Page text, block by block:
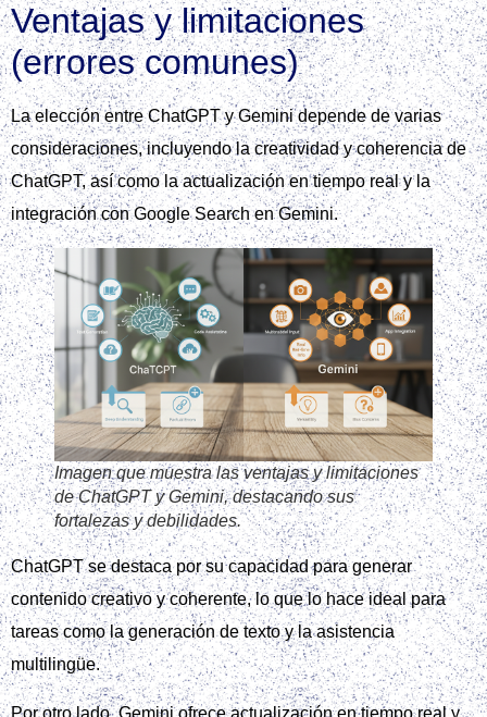
Ventajas y limitaciones
(errores comunes)
La elección entre ChatGPT y Gemini depende de varias
consideraciones, incluyendo la creatividad y coherencia de
ChatGPT, así como la actualización en tiempo real y la
integración con Google Search en Gemini.
Imagen que muestra las ventajas y limitaciones
de ChatGPT y Gemini, destacando sus
fortalezas y debilidades.
ChatGPT se destaca por su capacidad para generar
contenido creativo y coherente, lo que lo hace ideal para
tareas como la generación de texto y la asistencia
multilingüe.
Por otro lado, Gemini ofrece actualización en tiempo real y